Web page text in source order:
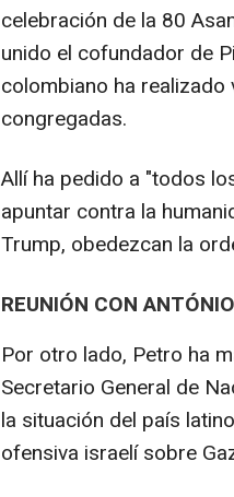
celebración de la 80
unido el cofundador de
colombiano ha
congregadas.
Allí ha pedido a "todos
apuntar contra la
Trump, obedezcan la
REUNIÓN CON
Por otro lado, Petro ha
Secretario General de
la situación del país
ofensiva israelí sobre